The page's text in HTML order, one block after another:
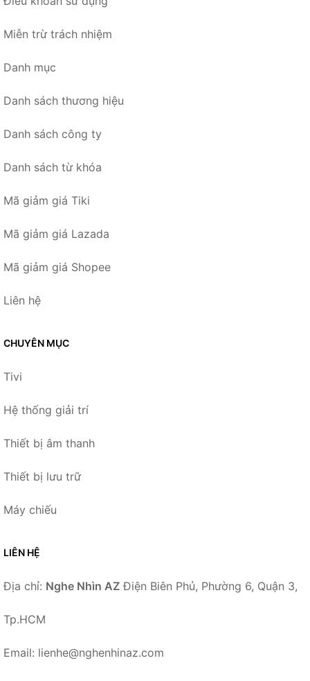
Miễn trừ trách nhiệm
Danh mục
Danh sách thương hiệu
Danh sách công ty
Danh sách từ khóa
Mã giảm giá Tiki
Mã giảm giá Lazada
Mã giảm giá Shopee
Liên hệ
CHUYÊN MỤC
Tivi
Hệ thống giải trí
Thiết bị âm thanh
Thiết bị lưu trữ
Máy chiếu
LIÊN HỆ
Địa chỉ: Nghe Nhìn AZ Điện Biên Phủ, Phường 6, Quận 3,
Tp.HCM
Email: lienhe@nghenhinaz.com